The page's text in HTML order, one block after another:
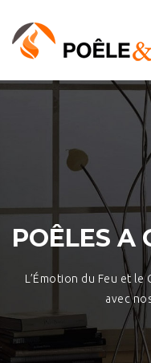
POÊLES A
L’Émotion du Feu et
avec